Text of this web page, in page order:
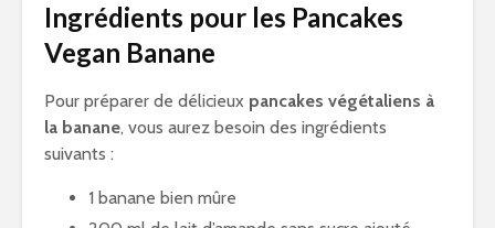
Ingrédients pour les Pancakes
Vegan Banane
Pour préparer de délicieux pancakes végétaliens à
la banane, vous aurez besoin des ingrédients
suivants :
1 banane bien mûre